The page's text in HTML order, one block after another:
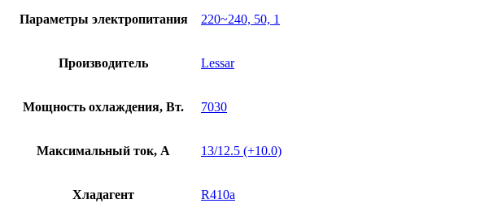
Параметры электропитания 220~240, 50, 1
Производитель Lessar
Мощность охлаждения, Вт. 7030
Максимальный ток, А 13/12.5 (+10.0)
Хладагент R410a